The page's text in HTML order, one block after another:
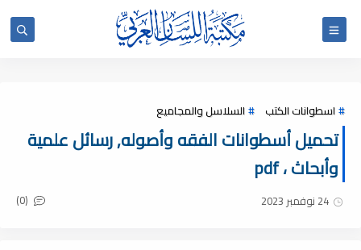
اسطوانات الكتب السلاسل والمجاميع
تحميل أسطوانات الفقه وأصوله, رسائل علمية
وأبحاث ، pdf
24 نوفمبر 2023 (0)